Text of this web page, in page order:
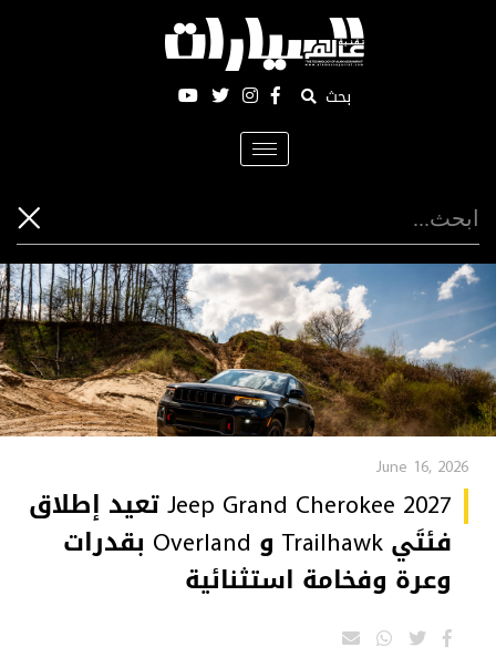
بحث
Toggle
navigation
June 16, 2026
Jeep Grand Cherokee 2027 تعيد إطلاق
فئتَي Trailhawk و Overland بقدرات
وعرة وفخامة استثنائية